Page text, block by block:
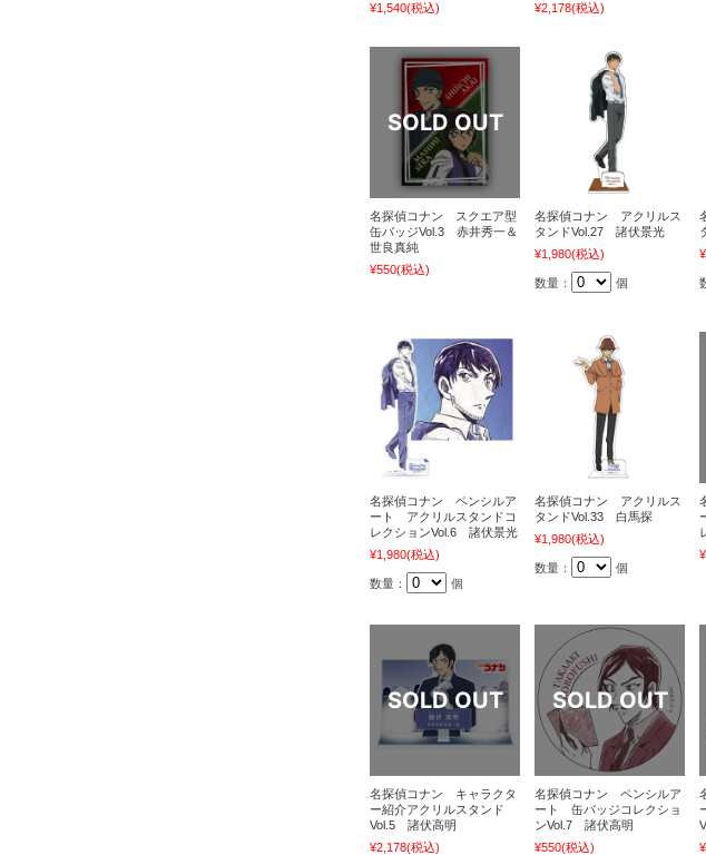
¥1,540(税込)
¥2,178(税込)
名探偵コナン スクエア型
缶バッジVol.3 赤井秀一＆
世良真純
¥550(税込)
名探偵コナン アクリルス
タンドVol.27 諸伏景光
¥1,980(税込)
数量： 個
名探偵コナン ペンシルア
ート アクリルスタンドコ
レクションVol.6 諸伏景光
¥1,980(税込)
数量： 個
名探偵コナン アクリルス
タンドVol.33 白馬探
¥1,980(税込)
数量： 個
名探偵コナン キャラクタ
ー紹介アクリルスタンド
Vol.5 諸伏高明
¥2,178(税込)
名探偵コナン ペンシルア
ート 缶バッジコレクショ
ンVol.7 諸伏高明
¥550(税込)